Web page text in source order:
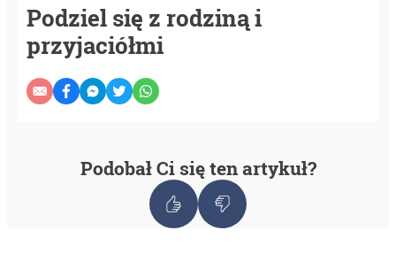
Podziel się z rodziną i
przyjaciółmi
Podobał Ci się ten artykuł?